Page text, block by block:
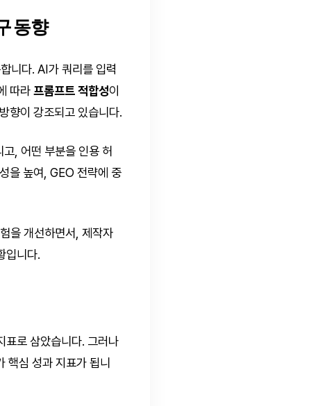
동향
니다. AI가 쿼리를 입력
따라프롬프트 적합성이
향이 강조되고 있습니다.
, 어떤 부분을 인용 허
을 높여, GEO 전략에 중
을 개선하면서, 제작자
입니다.
표로 삼았습니다. 그러나
핵심 성과 지표가 됩니